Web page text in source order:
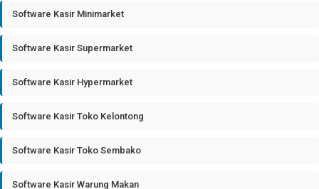
Software Kasir Minimarket
Software Kasir Supermarket
Software Kasir Hypermarket
Software Kasir Toko Kelontong
Software Kasir Toko Sembako
Software Kasir Warung Makan